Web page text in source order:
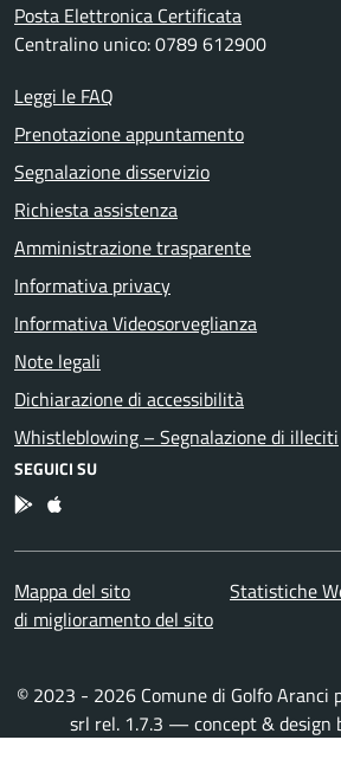
Posta Elettronica Certificata
Centralino unico: 0789 612900
Leggi le FAQ
Prenotazione appuntamento
Segnalazione disservizio
Richiesta assistenza
Amministrazione trasparente
Informativa privacy
Informativa Videosorveglianza
Note legali
Dichiarazione di accessibilità
Whistleblowing – Segnalazione di illeciti
SEGUICI SU
App Android
App IOS
Mappa del sito Statistiche
di miglioramento del sito
© 2023 - 2026 Comune di Golfo Aranci
srl rel. 1.7.3 — concept & design